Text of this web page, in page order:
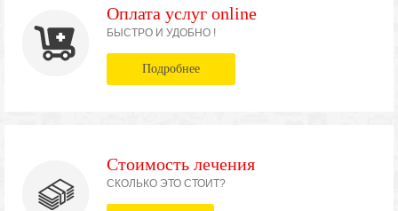
Оплата услуг online
БЫСТРО И УДОБНО !
Подробнее
Стоимость лечения
СКОЛЬКО ЭТО СТОИТ?